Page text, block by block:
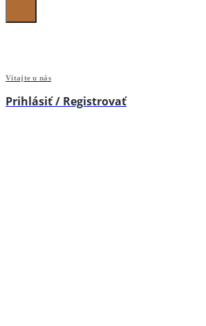
Vitajte u nás
Prihlásiť / Registrovať